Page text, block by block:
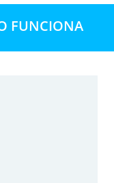
FUNCIONA